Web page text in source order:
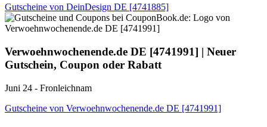
Gutscheine von DeinDesign DE [4741885]
Verwoehnwochenende.de DE [4741991] | Neuer
Gutschein, Coupon oder Rabatt
Juni 24 - Fronleichnam
Gutscheine von Verwoehnwochenende.de DE [4741991]